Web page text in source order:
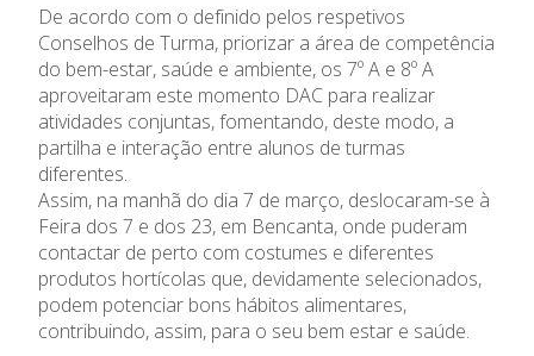
Instalações
Ofertas de emprego
Regulamentos
Jornal “O Coreto”
Privacidade
Oferta Formativa
Atividades de Interrupção
Letiva
Academia de LínguasEnsino Profissional
Curso de Técnico/a de Apoio
à Família e à Comunidade
Ofertas de Emprego
Ano Letivo
SIGE
Secretariado de Exames
Admissão
Informações
APEE
De acordo com o definido pelos respetivos
Conselhos de Turma, priorizar a área de competência
do bem-estar, saúde e ambiente, os 7º A e 8º A
aproveitaram este momento DAC para realizar
atividades conjuntas, fomentando, deste modo, a
partilha e interação entre alunos de turmas
diferentes.
Assim, na manhã do dia 7 de março, deslocaram-se à
Feira dos 7 e dos 23, em Bencanta, onde puderam
contactar de perto com costumes e diferentes
produtos hortícolas que, devidamente selecionados,
podem potenciar bons hábitos alimentares,
contribuindo, assim, para o seu bem estar e saúde.